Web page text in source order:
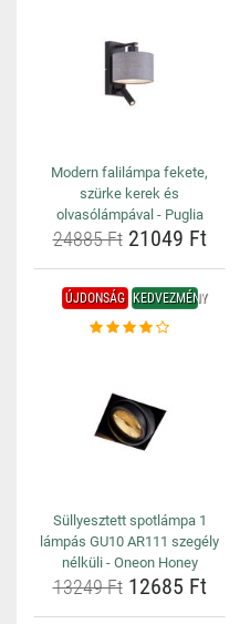
Modern falilámpa fekete,
szürke kerek és
olvasólámpával - Puglia
24885 Ft21049 Ft
ÚJDONSÁG KEDVEZMÉNY
Süllyesztett spotlámpa 1
lámpás GU10 AR111 szegély
nélküli - Oneon Honey
13249 Ft12685 Ft